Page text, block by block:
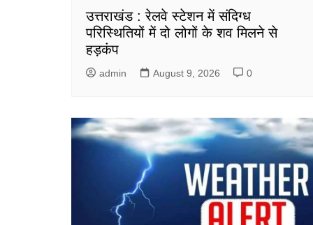
उत्तराखंड : रेलवे स्टेशन में संदिग्ध
परिस्थितियों में दो लोगों के शव मिलने से
हड़कंप
admin August 9, 2026 0